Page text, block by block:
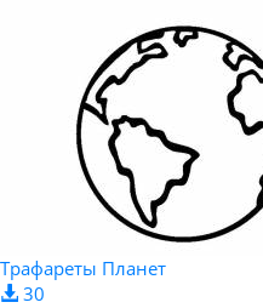
Трафареты Планет
30